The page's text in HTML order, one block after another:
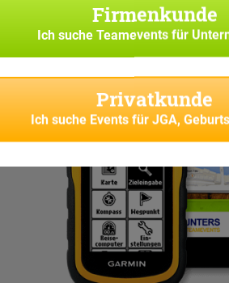
Firmenkunde
Ich suche Teamevents für
Privatkunde
Ich suche Events für JGA,